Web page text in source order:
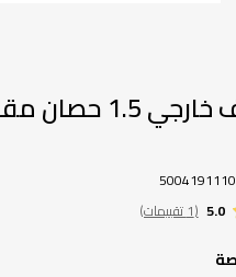
كفر تكييف خارجي
5.0 (1 تقييمات)